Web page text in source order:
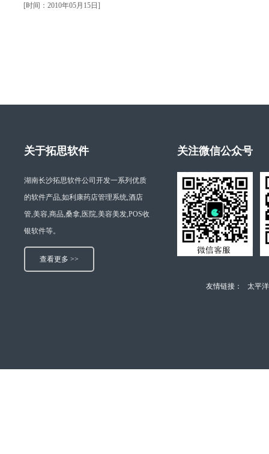
[时间：2010年05月15日]
关于拓思软件
湖南长沙拓思软件公司开发一系列优质
的软件产品,如利康药店管理系统,酒店
管,美容,商品,桑拿,医院,美容美发,POS收
银软件等。
查看更多 >>
关注微信公众号
友情链接： 太平